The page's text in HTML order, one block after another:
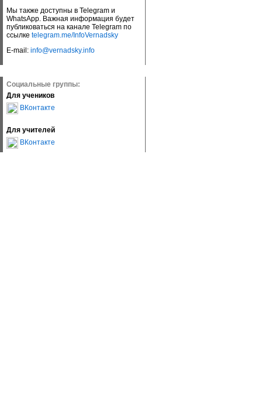
Мы также доступны в Telegram и
WhatsApp. Важная информация будет
публиковаться на канале Telegram по
ссылке telegram.me/InfoVernadsky
E-mail: info@vernadsky.info
Социальные группы:
Для учеников
ВКонтакте
Для учителей
ВКонтакте